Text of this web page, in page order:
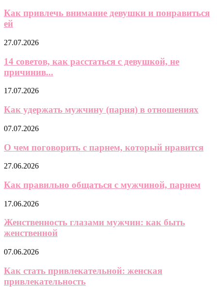
Как привлечь внимание девушки и понравиться
ей
27.07.2026
14 советов, как расстаться с девушкой, не
причинив...
17.07.2026
Как удержать мужчину (парня) в отношениях
07.07.2026
О чем поговорить с парнем, который нравится
27.06.2026
Как правильно общаться с мужчиной, парнем
17.06.2026
Женственность глазами мужчин: как быть
женственной
07.06.2026
Как стать привлекательной: женская
привлекательность